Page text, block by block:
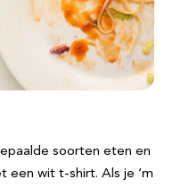
soorten eten en
een wit t-shirt. Als je ‘m